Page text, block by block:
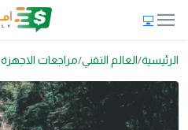
الرئيسية العالم التقني مراجعات الاجهزة